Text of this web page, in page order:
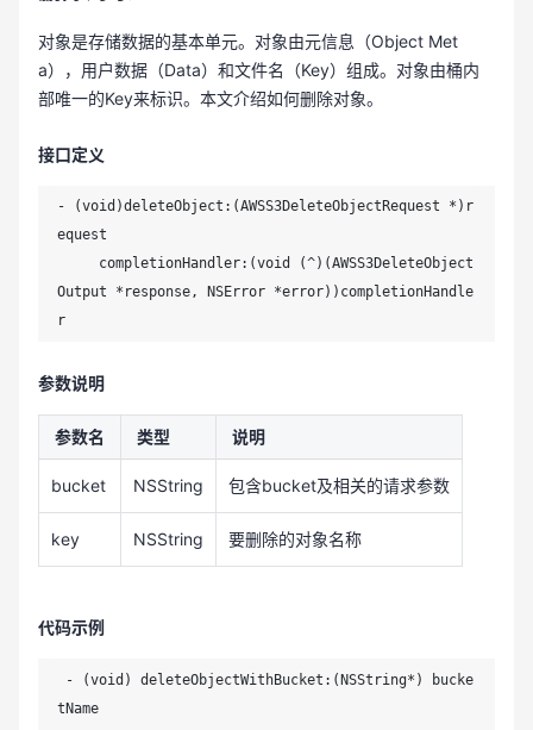
对象是存储数据的基本单元。对象由元信息（Object Met
a），用户数据（Data）和文件名（Key）组成。对象由桶内
部唯一的Key来标识。本文介绍如何删除对象。
接口定义
- (void)deleteObject:(AWSS3DeleteObjectRequest *)r
equest
Output *response, NSError *error))completionHandle
r
参数说明
参数名 类型 说明
bucket NSString 包含bucket及相关的请求参数
key NSString 要删除的对象名称
代码示例
tName